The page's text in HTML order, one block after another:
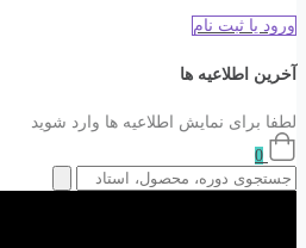
ورود یا ثبت نام
آخرین اطلاعیه ها
لطفا برای نمایش اطلاعیه ها وارد شوید
0